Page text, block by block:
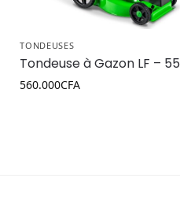
TONDEUSES
Tondeuse à Gazon LF – 55
560.000CFA